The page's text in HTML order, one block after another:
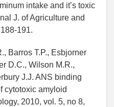
intake and it’s toxic
J. of Agriculture and
191.
Barros T.P., Esbjorner
D.C., Wilson M.R.,
J.J. ANS binding
cytotoxic amyloid
2010, vol. 5, no 8,